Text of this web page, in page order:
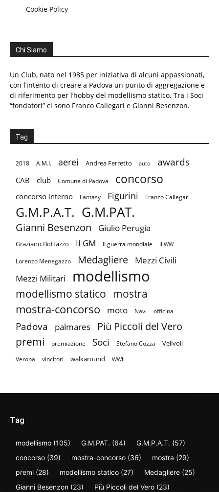
Cookie Policy
Chi Siamo
Un Club, nato nel 1985 per iniziativa di alcuni appassionati,
con l’intento di creare a Padova un punto di aggregazione e
di riferimento per l’hobby del modellismo statico. Tra i Soci
“fondatori” ci sono Franco Callegari e Gianni Besenzon.
Tag
2018 A.M.I. aerei Andrea Ferretto auto awards
CAB club Comune di Padova concorso
concorso interno Fantasy Figurini Franco Callegari
G.M.P.A.T. G.M.PAT.
Gianni Besenzon Giulio Perugia
Graziano Bottazzo II GM II guerra mondiale II WW
Lorenzo Menegazzo Medagliere Mezzi Civili
Mezzi Militari modellismo
modellismo statico mostra
mostra-concorso moto Navi officina
Padova palmares Più Piccoli del Vero
premi premiazione Soci Stefano Cozza Velivoli
Verona vincitori walkaround WWII
Tag
modellismo (105) G.M.PAT. (64) G.M.P.A.T. (57)
concorso (39) mostra-concorso (36) mostra (29)
premi (28) modellismo statico (27) Medagliere (25)
Gianni Besenzon (23) Più Piccoli del Vero (23)